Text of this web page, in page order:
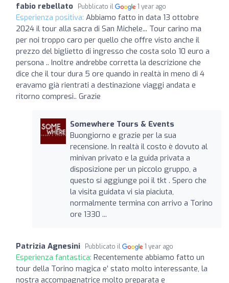
fabio rebellato Pubblicato il 1 year ago
Esperienza positiva: Abbiamo fatto in data 13 ottobre
2024 il tour alla sacra di San Michele... Tour carino ma
per noi troppo caro per quello che offre visto anche il
prezzo del biglietto di ingresso che costa solo 10 euro a
persona .. Inoltre andrebbe corretta la descrizione che
dice che il tour dura 5 ore quando in realtà in meno di 4
eravamo già rientrati a destinazione viaggi andata e
ritorno compresi.. Grazie
Somewhere Tours & Events
Buongiorno e grazie per la sua
recensione. In realtà il costo è dovuto al
minivan privato e la guida privata a
disposizione per un piccolo gruppo, a
questo si aggiunge poi il tkt . Spero che
la visita guidata vi sia piaciuta,
normalmente termina con arrivo a Torino
ore 1330 ...
Patrizia Agnesini Pubblicato il 1 year ago
Esperienza fantastica: Recentemente abbiamo fatto un
tour della Torino magica e’ stato molto interessante, la
nostra accompagnatrice molto preparata e